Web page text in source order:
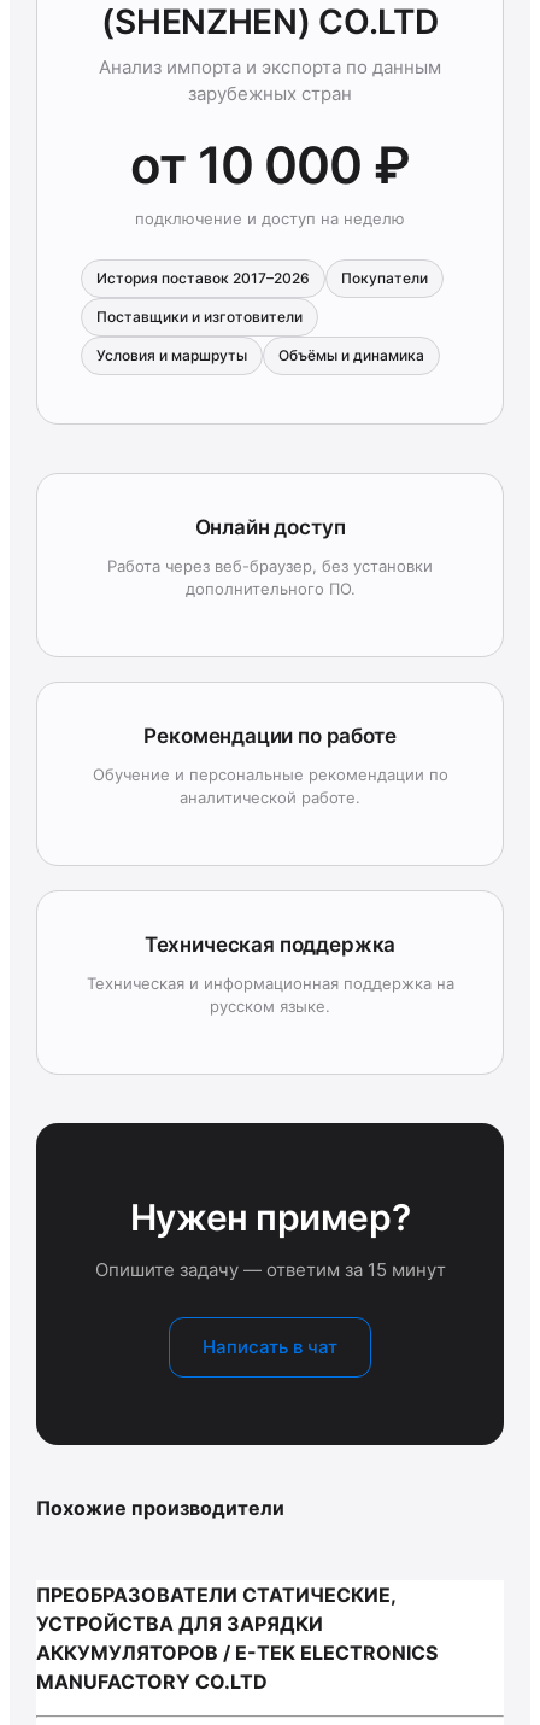
(SHENZHEN) CO.LTD
Анализ импорта и экспорта по данным
зарубежных стран
от 10 000 ₽
подключение и доступ на неделю
История поставок 2017–2026 Покупатели
Поставщики и изготовители
Условия и маршруты Объёмы и динамика
Онлайн доступ
Работа через веб-браузер, без установки
дополнительного ПО.
Рекомендации по работе
Обучение и персональные рекомендации по
аналитической работе.
Техническая поддержка
Техническая и информационная поддержка на
русском языке.
Нужен пример?
Опишите задачу — ответим за 15 минут
Написать в чат
Похожие производители
ПРЕОБРАЗОВАТЕЛИ СТАТИЧЕСКИЕ,
УСТРОЙСТВА ДЛЯ ЗАРЯДКИ
АККУМУЛЯТОРОВ / E-TEK ELECTRONICS
MANUFACTORY CO.LTD